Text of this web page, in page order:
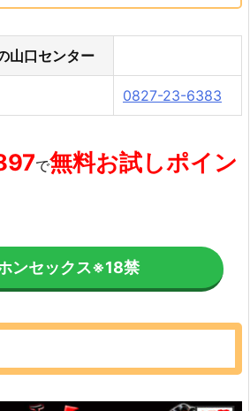
山口センター
0827-23-6383
で無料お試しポイン
ンセックス※18禁